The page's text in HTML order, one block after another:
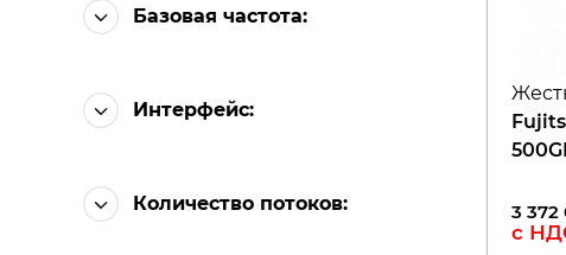
Базовая частота:
Интерфейс:
Количество потоков: 3 372
с